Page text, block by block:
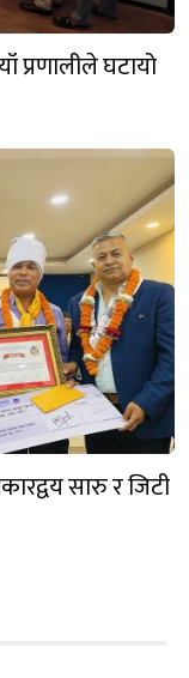
प्रणालीले घटायो
सारु र जिटी